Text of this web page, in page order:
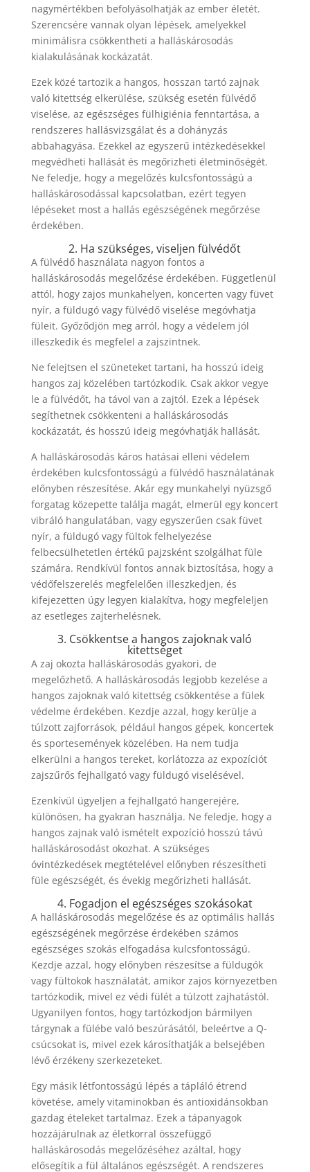
nagymértékben befolyásolhatják az ember életét.
Szerencsére vannak olyan lépések, amelyekkel
minimálisra csökkentheti a halláskárosodás
kialakulásának kockázatát.
Ezek közé tartozik a hangos, hosszan tartó zajnak
való kitettség elkerülése, szükség esetén fülvédő
viselése, az egészséges fülhigiénia fenntartása, a
rendszeres hallásvizsgálat és a dohányzás
abbahagyása. Ezekkel az egyszerű intézkedésekkel
megvédheti hallását és megőrizheti életminőségét.
Ne feledje, hogy a megelőzés kulcsfontosságú a
halláskárosodással kapcsolatban, ezért tegyen
lépéseket most a hallás egészségének megőrzése
érdekében.
2. Ha szükséges, viseljen fülvédőt
A fülvédő használata nagyon fontos a
halláskárosodás megelőzése érdekében. Függetlenül
attól, hogy zajos munkahelyen, koncerten vagy füvet
nyír, a füldugó vagy fülvédő viselése megóvhatja
füleit. Győződjön meg arról, hogy a védelem jól
illeszkedik és megfelel a zajszintnek.
Ne felejtsen el szüneteket tartani, ha hosszú ideig
hangos zaj közelében tartózkodik. Csak akkor vegye
le a fülvédőt, ha távol van a zajtól. Ezek a lépések
segíthetnek csökkenteni a halláskárosodás
kockázatát, és hosszú ideig megóvhatják hallását.
A halláskárosodás káros hatásai elleni védelem
érdekében kulcsfontosságú a fülvédő használatának
előnyben részesítése. Akár egy munkahelyi nyüzsgő
forgatag közepette találja magát, elmerül egy koncert
vibráló hangulatában, vagy egyszerűen csak füvet
nyír, a füldugó vagy fültok felhelyezése
felbecsülhetetlen értékű pajzsként szolgálhat füle
számára. Rendkívül fontos annak biztosítása, hogy a
védőfelszerelés megfelelően illeszkedjen, és
kifejezetten úgy legyen kialakítva, hogy megfeleljen
az esetleges zajterhelésnek.
3. Csökkentse a hangos zajoknak való
kitettséget
A zaj okozta halláskárosodás gyakori, de
megelőzhető. A halláskárosodás legjobb kezelése a
hangos zajoknak való kitettség csökkentése a fülek
védelme érdekében. Kezdje azzal, hogy kerülje a
túlzott zajforrások, például hangos gépek, koncertek
és sportesemények közelében. Ha nem tudja
elkerülni a hangos tereket, korlátozza az expozíciót
zajszűrős fejhallgató vagy füldugó viselésével.
Ezenkívül ügyeljen a fejhallgató hangerejére,
különösen, ha gyakran használja. Ne feledje, hogy a
hangos zajnak való ismételt expozíció hosszú távú
halláskárosodást okozhat. A szükséges
óvintézkedések megtételével előnyben részesítheti
füle egészségét, és évekig megőrizheti hallását.
4. Fogadjon el egészséges szokásokat
A halláskárosodás megelőzése és az optimális hallás
egészségének megőrzése érdekében számos
egészséges szokás elfogadása kulcsfontosságú.
Kezdje azzal, hogy előnyben részesítse a füldugók
vagy fültokok használatát, amikor zajos környezetben
tartózkodik, mivel ez védi fülét a túlzott zajhatástól.
Ugyanilyen fontos, hogy tartózkodjon bármilyen
tárgynak a fülébe való beszúrásától, beleértve a Q-
csúcsokat is, mivel ezek károsíthatják a belsejében
lévő érzékeny szerkezeteket.
Egy másik létfontosságú lépés a tápláló étrend
követése, amely vitaminokban és antioxidánsokban
gazdag ételeket tartalmaz. Ezek a tápanyagok
hozzájárulnak az életkorral összefüggő
halláskárosodás megelőzéséhez azáltal, hogy
elősegítik a fül általános egészségét. A rendszeres